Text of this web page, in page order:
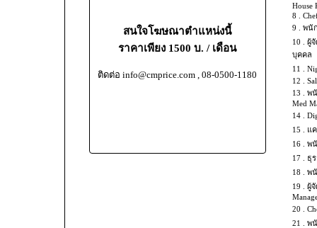
สนใจโฆษณาตำแหน่งนี้
ราคาเพียง 1500 บ. / เดือน
ติดต่อ info@cmprice.com , 08-0500-1180
House
8 .
9 . พนั
10 . ผู้
บุคคล
11 .
12 .
13 . พ
Med
14 .
15 .
แ
16 . พ
17 .
ธุ
18 . พ
19 . ผู้
20 .
21 . พ